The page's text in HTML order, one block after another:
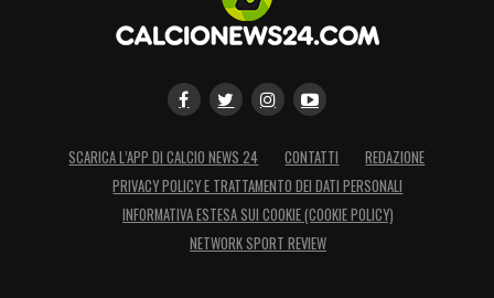
SCARICA L’APP DI CALCIO NEWS 24 CONTATTI
REDAZIONE
PRIVACY POLICY E TRATTAMENTO DEI DATI PERSONALI
INFORMATIVA ESTESA SUI COOKIE (COOKIE POLICY)
NETWORK SPORT REVIEW